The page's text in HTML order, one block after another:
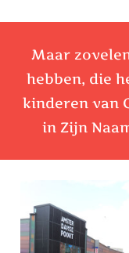
Maar
hebben, die
kinderen van
in Zijn